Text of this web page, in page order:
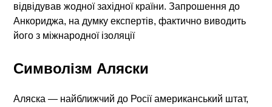
відвідував жодної західної країни. Запрошення до
Анкориджа, на думку експертів, фактично виводить
його з міжнародної ізоляції
Символізм Аляски
Аляска — найближчий до Росії американський штат,